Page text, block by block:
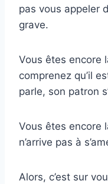
pas vous appeler
grave.
Vous êtes encore
comprenez qu’il
parle, son patron
Vous êtes encore
n’arrive pas à
Alors, c’est sur